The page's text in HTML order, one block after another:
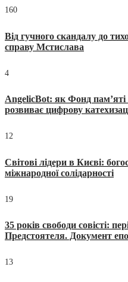
160
Від гучного скандалу до
справу Мстислава
4
AngelicBot: як Фонд
розвиває цифрову
12
Світові лідери в Києві:
міжнародної солідарності
19
35 років свободи совісті:
Предстоятеля. Документ
13